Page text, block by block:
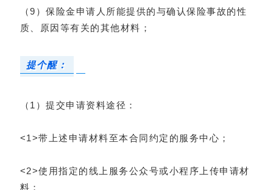
（9）保险金申请人所能提供的与确认保险事故的性
质、原因等有关的其他材料；
提个醒：
（1）提交申请资料途径：
<1>带上述申请材料至本合同约定的服务中心；
<2>使用指定的线上服务公众号或小程序上传申请材
料；